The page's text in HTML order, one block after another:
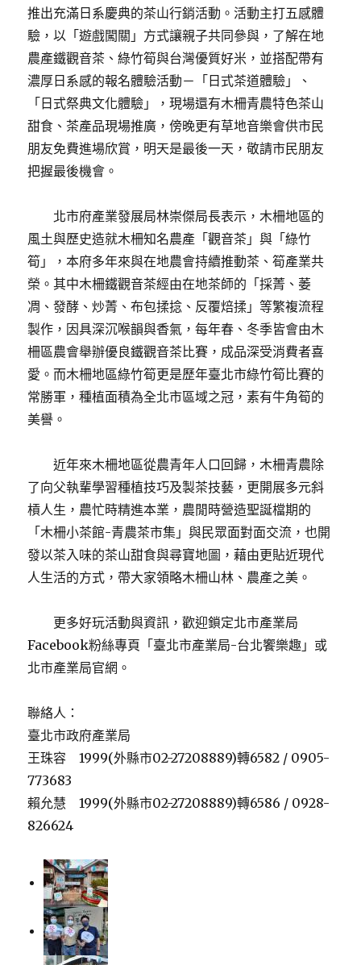
推出充滿日系慶典的茶山行銷活動。活動主打五感體
驗，以「遊戲闖關」方式讓親子共同參與，了解在地
農產鐵觀音茶、綠竹筍與台灣優質好米，並搭配帶有
濃厚日系感的報名體驗活動－「日式茶道體驗」、
「日式祭典文化體驗」，現場還有木柵青農特色茶山
甜食、茶產品現場推廣，傍晚更有草地音樂會供市民
朋友免費進場欣賞，明天是最後一天，敬請市民朋友
把握最後機會。
北市府產業發展局林崇傑局長表示，木柵地區的
風土與歷史造就木柵知名農產「觀音茶」與「綠竹
筍」，本府多年來與在地農會持續推動茶、筍產業共
榮。其中木柵鐵觀音茶經由在地茶師的「採菁、萎
凋、發酵、炒菁、布包揉捻、反覆焙揉」等繁複流程
製作，因具深沉喉韻與香氣，每年春、冬季皆會由木
柵區農會舉辦優良鐵觀音茶比賽，成品深受消費者喜
愛。而木柵地區綠竹筍更是歷年臺北市綠竹筍比賽的
常勝軍，種植面積為全北市區域之冠，素有牛角筍的
美譽。
近年來木柵地區從農青年人口回歸，木柵青農除
了向父執輩學習種植技巧及製茶技藝，更開展多元斜
槓人生，農忙時精進本業，農閒時營造聖誕檔期的
「木柵小茶館-青農茶市集」與民眾面對面交流，也開
發以茶入味的茶山甜食與尋寶地圖，藉由更貼近現代
人生活的方式，帶大家領略木柵山林、農產之美。
更多好玩活動與資訊，歡迎鎖定北市產業局
Facebook粉絲專頁「臺北市產業局-台北饗樂趣」或
北市產業局官網。
聯絡人：
臺北市政府產業局
王珠容 1999(外縣市02-27208889)轉6582 / 0905-
773683
賴允慧 1999(外縣市02-27208889)轉6586 / 0928-
826624